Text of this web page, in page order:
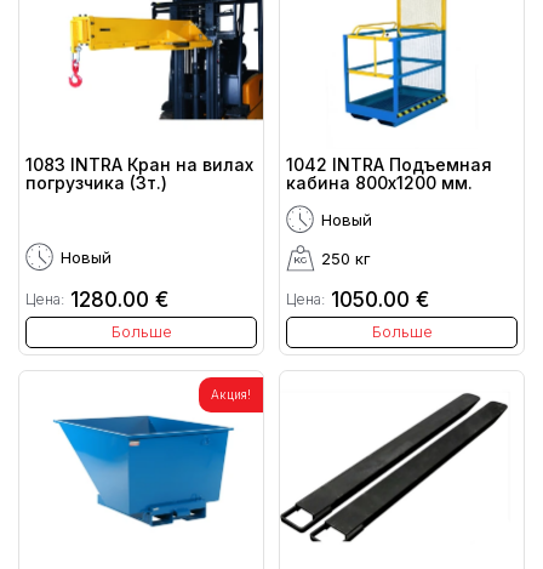
1083 INTRA Кран на вилах
погрузчика (3т.)
Новый
Цена: 1280.00 €
Больше
1042 INTRA Подъемная
кабина 800х1200 мм.
Новый
250 кг
Цена: 1050.00 €
Больше
Акция!